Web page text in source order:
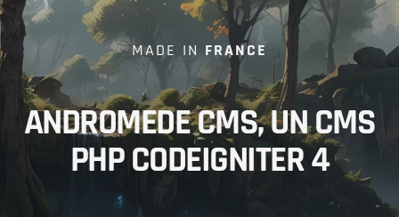
MADE IN FRANCE
ANDROMEDE CMS, UN CMS
PHP CODEIGNITER 4